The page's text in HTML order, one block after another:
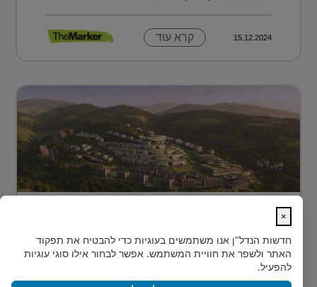
15.12.2024 קרא עוד
בלב טביליסי, בין השכונות המבוקשות Vake וSaburtalo, כ-2
ק"מ בלבד מהאוניברסיטה של העיר, מוקם TBILISI
ACRES - פ...
×
חדשות הנדל"ן אנו משתמשים בעוגיות כדי להבטיח את תפקוד
האתר ולשפר את חוויית המשתמש. אפשר לבחור אילו סוגי עוגיות
להפעיל.